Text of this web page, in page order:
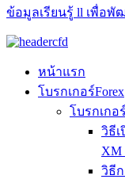
ข้อมูลเรียนรู้ ll เพื่อพั
หน้าแรก
โบรกเกอร์Forex
โบรกเกอ
วิธี
XM
วิธี